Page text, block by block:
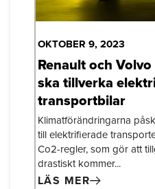
OKTOBER 9, 2023
Renault och
ska tillverka
transportbilar
Klimatförändringarna
till elektrifierade
Co2-regler, som gör att
drastiskt kommer...
LÄS MER